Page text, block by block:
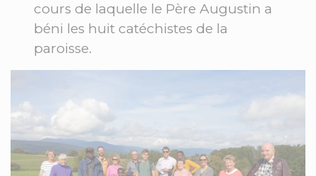
cours de laquelle le Père Augustin a
béni les huit catéchistes de la
paroisse.